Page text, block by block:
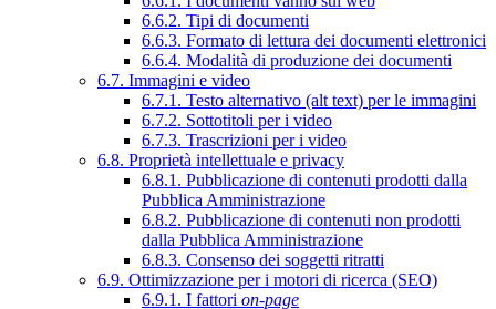
6.6.2. Tipi di documenti
6.6.3. Formato di lettura dei documenti elettronici
6.6.4. Modalità di produzione dei documenti
6.7. Immagini e video
6.7.1. Testo alternativo (alt text) per le immagini
6.7.2. Sottotitoli per i video
6.7.3. Trascrizioni per i video
6.8. Proprietà intellettuale e privacy
6.8.1. Pubblicazione di contenuti prodotti dalla
Pubblica Amministrazione
6.8.2. Pubblicazione di contenuti non prodotti
dalla Pubblica Amministrazione
6.8.3. Consenso dei soggetti ritratti
6.9. Ottimizzazione per i motori di ricerca (SEO)
6.9.1. I fattori on-page